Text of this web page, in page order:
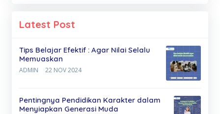
Latest Post
Tips Belajar Efektif : Agar Nilai Selalu
Memuaskan
ADMIN 22 NOV 2024
Pentingnya Pendidikan Karakter dalam
Menyiapkan Generasi Muda